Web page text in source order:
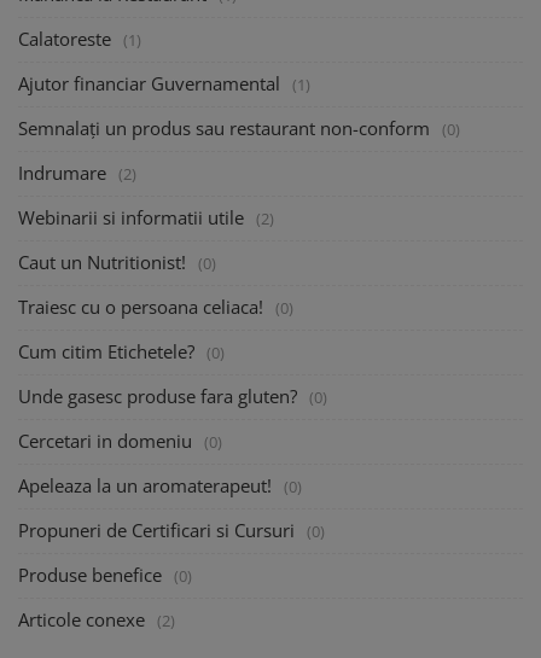
Calatoreste (1)
Ajutor financiar Guvernamental (1)
Semnalați un produs sau restaurant non-conform (0)
Indrumare (2)
Webinarii si informatii utile (2)
Caut un Nutritionist! (0)
Traiesc cu o persoana celiaca! (0)
Cum citim Etichetele? (0)
Unde gasesc produse fara gluten? (0)
Cercetari in domeniu (0)
Apeleaza la un aromaterapeut! (0)
Propuneri de Certificari si Cursuri (0)
Produse benefice (0)
Articole conexe (2)